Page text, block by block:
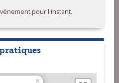
pour l'instant.
×